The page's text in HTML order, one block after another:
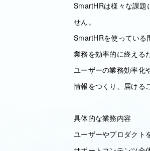
SmartHRは様々な課題
せん。
SmartHRを使っている
業務を効率的に終える
ユーザーの業務効率化
情報をつくり、届ける
具体的な業務内容
ユーザーやプロダクト